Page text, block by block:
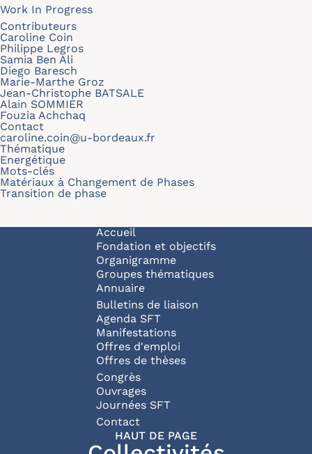
Work In Progress
Contributeurs
Caroline Coin
Philippe Legros
Samia Ben Ali
Diego Baresch
Marie-Marthe Groz
Jean-Christophe BATSALE
Alain SOMMIER
Fouzia Achchaq
Contact
caroline.coin@u-bordeaux.fr
Thématique
Energétique
Mots-clés
Matériaux à Changement de Phases
Transition de phase
Navigation principale
Accueil
Fondation et objectifs
Organigramme
Groupes thématiques
Annuaire
Bulletins de liaison
Agenda SFT
Manifestations
Offres d'emploi
Offres de thèses
Congrès
Ouvrages
Journées SFT
Pied de page
Contact
HAUT DE PAGE